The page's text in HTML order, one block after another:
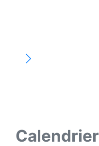
Calendrier